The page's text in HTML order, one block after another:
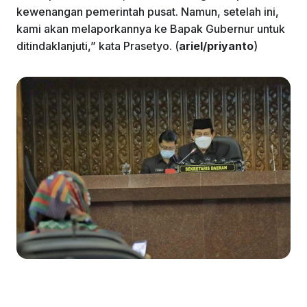
kewenangan pemerintah pusat. Namun, setelah ini,
kami akan melaporkannya ke Bapak Gubernur untuk
ditindaklanjuti,” kata Prasetyo. (ariel/priyanto)